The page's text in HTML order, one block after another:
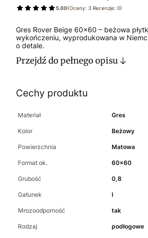
5.00(Oceny: 3 Recenzje: 0)
Gres Rover Beige 60x60 – beżowa
wykończeniu, wyprodukowana w
o detale.
Przejdź do pełnego opisu
Cechy produktu
Materiał Gres
Kolor Beżowy
Powierzchnia Matowa
Format ok. 60x60
Grubość 0,8
Gatunek I
Mrozoodporność tak
Rodzaj podłogowe